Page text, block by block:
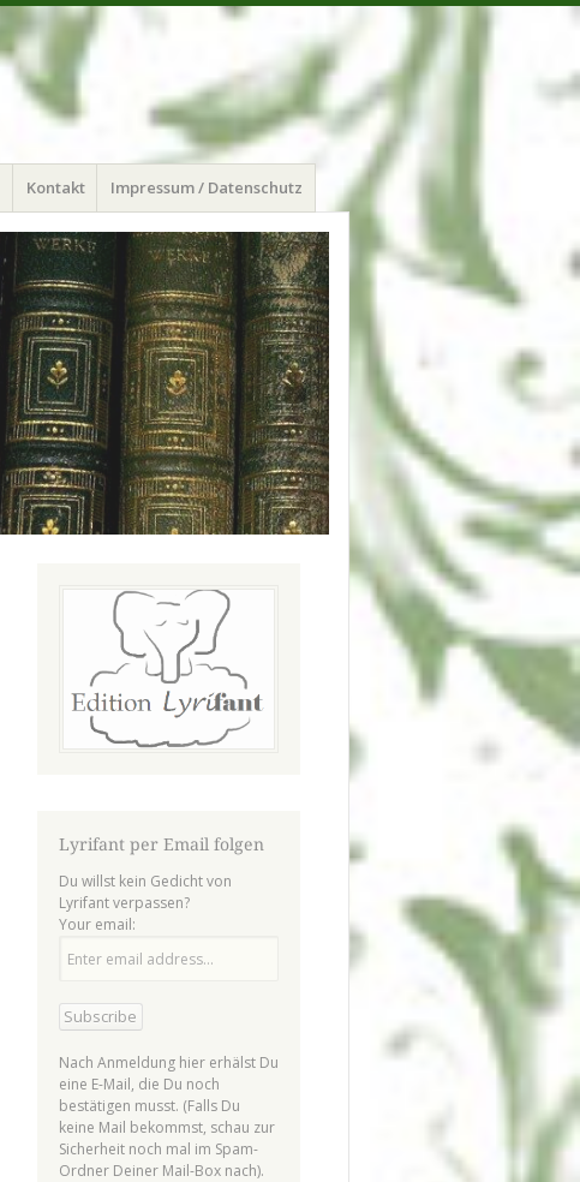
Kontakt Impressum / Datenschutz
Lyrifant per Email folgen
Du willst kein Gedicht von
Lyrifant verpassen?
Your email:
Nach Anmeldung hier erhälst Du
eine E-Mail, die Du noch
bestätigen musst. (Falls Du
keine Mail bekommst, schau zur
Sicherheit noch mal im Spam-
Ordner Deiner Mail-Box nach).